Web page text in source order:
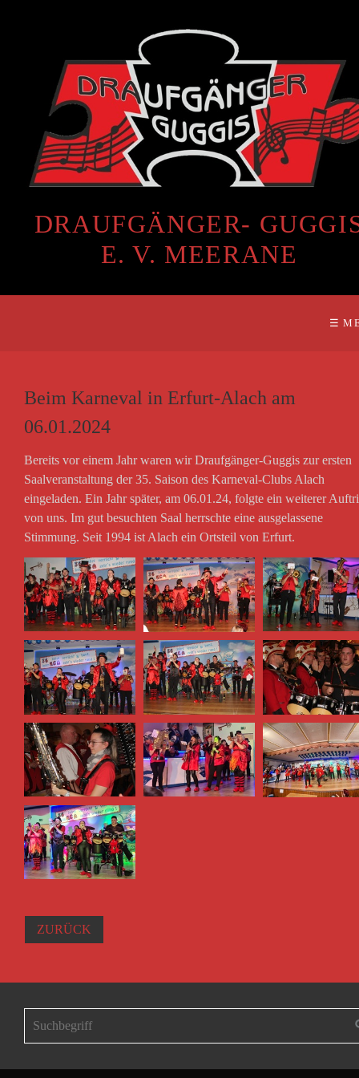
DRAUFGÄNGER-
E. V. MEERANE
☰
Beim Karneval in Erfurt-Alach am
06.01.2024
Bereits vor einem Jahr waren wir Draufgänger-Guggis zur ersten
Saalveranstaltung der 35. Saison des Karneval-Clubs Alach
eingeladen. Ein Jahr später, am 06.01.24, folgte ein weiterer
von uns. Im gut besuchten Saal herrschte eine ausgelassene
Stimmung. Seit 1994 ist Alach ein Ortsteil von Erfurt.
ZURÜCK